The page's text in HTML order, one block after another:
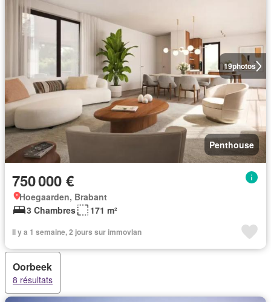
19photos
Penthouse
750 000 €
Hoegaarden, Brabant
3 Chambres
171 m²
Il y a 1 semaine, 2 jours sur immovlan
Oorbeek
8 résultats